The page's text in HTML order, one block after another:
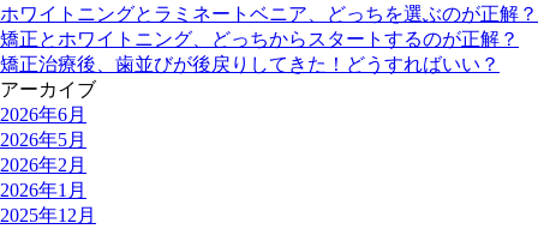
ホワイトニングとラミネートベニア、どっちを選ぶのが正解？
矯正とホワイトニング、どっちからスタートするのが正解？
矯正治療後、歯並びが後戻りしてきた！どうすればいい？
アーカイブ
2026年6月
2026年5月
2026年2月
2026年1月
2025年12月